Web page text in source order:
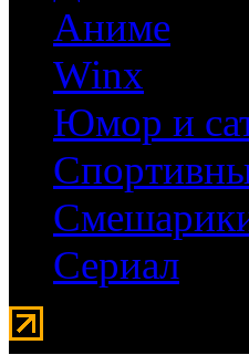
Аниме
Winx
Юмор и
Сериал
Мувидом -